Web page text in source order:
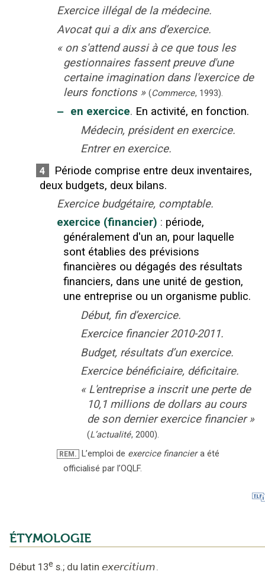
Exercice illégal de la médecine.
Avocat qui a dix ans d’exercice.
« on s'attend aussi à ce que tous les
gestionnaires fassent preuve d'une
certaine imagination dans l'exercice de
leurs fonctions » (Commerce, 1993).
‒ en exercice. En activité, en fonction.
Médecin, président en exercice.
Entrer en exercice.
4
Période comprise entre deux inventaires,
deux budgets, deux bilans.
Exercice budgétaire, comptable.
exercice (financier) : période,
généralement d'un an, pour laquelle
sont établies des prévisions
financières ou dégagés des résultats
financiers, dans une unité de gestion,
une entreprise ou un organisme public.
Début, fin d’exercice.
Exercice financier 2010-2011.
Budget, résultats d’un exercice.
Exercice bénéficiaire, déficitaire.
« L'entreprise a inscrit une perte de
10,1 millions de dollars au cours
de son dernier exercice financier »
(L’actualité, 2000).
REM. L’emploi de exercice financier a été
officialisé par l’OQLF.
ÉTYMOLOGIE
Début 13e s.; du latin exercitium.